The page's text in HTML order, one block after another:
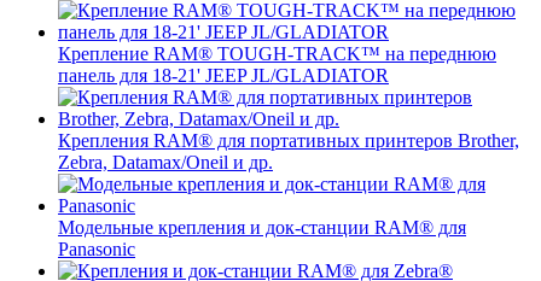
Крепление RAM® TOUGH-TRACK™ на переднюю
панель для 18-21' JEEP JL/GLADIATOR
Крепления RAM® для портативных принтеров Brother,
Zebra, Datamax/Oneil и др.
Модельные крепления и док-станции RAM® для
Panasonic